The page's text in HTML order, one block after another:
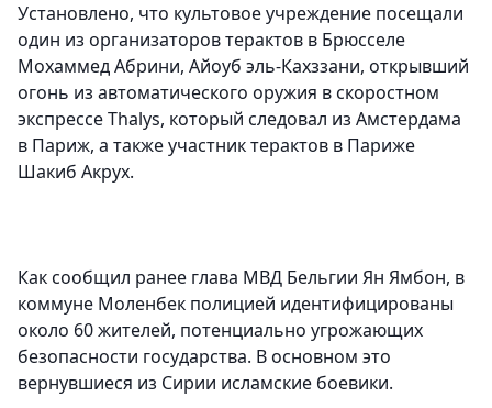
Установлено, что культовое учреждение посещали
один из организаторов терактов в Брюсселе
Мохаммед Абрини, Айоуб эль-Кахззани, открывший
огонь из автоматического оружия в скоростном
экспрессе Thalys, который следовал из Амстердама
в Париж, а также участник терактов в Париже
Шакиб Акрух.
Как сообщил ранее глава МВД Бельгии Ян Ямбон, в
коммуне Моленбек полицией идентифицированы
около 60 жителей, потенциально угрожающих
безопасности государства. В основном это
вернувшиеся из Сирии исламские боевики.